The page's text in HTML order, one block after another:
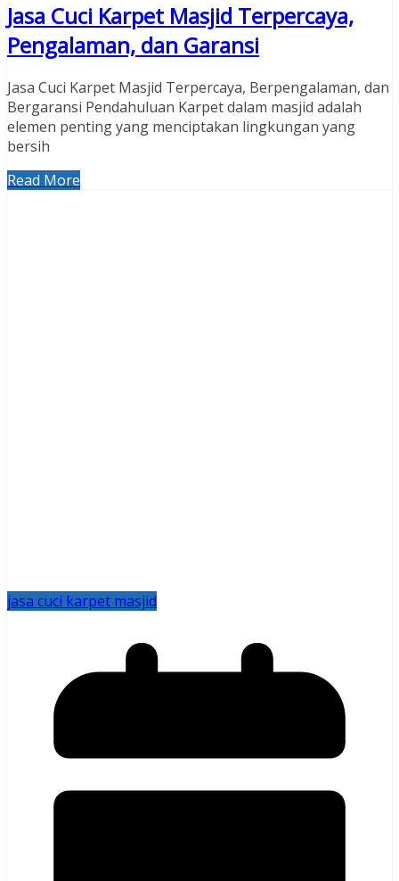
Jasa Cuci Karpet Masjid Terpercaya,
Pengalaman, dan Garansi
Jasa Cuci Karpet Masjid Terpercaya, Berpengalaman, dan
Bergaransi Pendahuluan Karpet dalam masjid adalah
elemen penting yang menciptakan lingkungan yang
bersih
Read More
jasa cuci karpet masjid